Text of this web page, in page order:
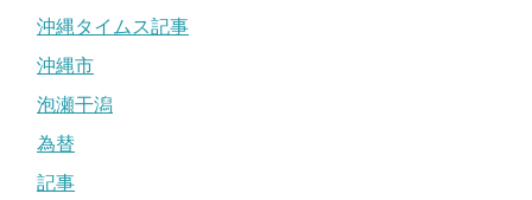
沖縄タイムス記事
沖縄市
泡瀬干潟
為替
記事